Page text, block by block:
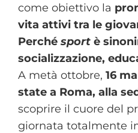
come obiettivo la
vita attivi tra le
Perché sport è
socializzazione,
A metà ottobre, 16
state a Roma, alla
scoprire il cuore del
giornata totalmente